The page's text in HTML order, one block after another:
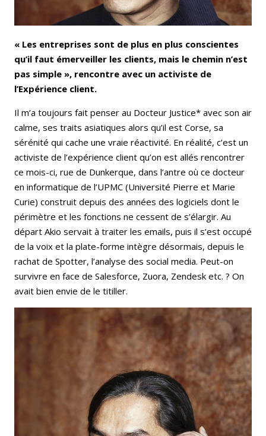
« Les entreprises sont de plus en plus conscientes
qu’il faut émerveiller les clients, mais le chemin n’est
pas simple », rencontre avec un activiste de
l’Expérience client.
Il m’a toujours fait penser au Docteur Justice* avec son air
calme, ses traits asiatiques alors qu’il est Corse, sa
sérénité qui cache une vraie réactivité. En réalité, c’est un
activiste de l’expérience client qu’on est allés rencontrer
ce mois-ci, rue de Dunkerque, dans l’antre où ce docteur
en informatique de l’UPMC (Université Pierre et Marie
Curie) construit depuis des années des logiciels dont le
périmètre et les fonctions ne cessent de s’élargir. Au
départ Akio servait à traiter les emails, puis il s’est occupé
de la voix et la plate-forme intègre désormais, depuis le
rachat de Spotter, l’analyse des social media. Peut-on
survivre en face de Salesforce, Zuora, Zendesk etc. ? On
avait bien envie de le titiller.